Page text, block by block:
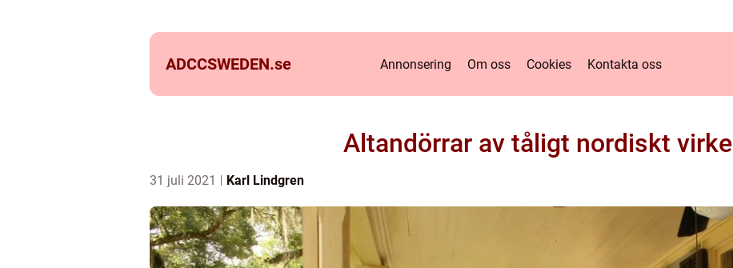
ADCCSWEDEN.se Annonsering Om oss Cookies Kontakta oss
Altandörrar av tåligt nordiskt virke
31 juli 2021 Karl Lindgren